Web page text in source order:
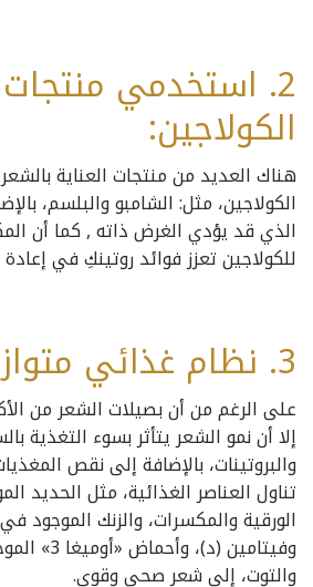
2. استخدمي
الكولاجين:
هناك العديد من منتجات العناية
الكولاجين، مثل: الشامبو والبلسم،
الذي قد يؤدي الغرض ذاته , كما أن
للكولاجين تعزز فوائد روتينكِ في
3. نظام غذائي متوازن:
على الرغم من أن بصيلات الشعر من
إلا أن نمو الشعر يتأثر بسوء التغذية
والبروتينات، بالإضافة إلى نقص
تناول العناصر الغذائية، مثل الحديد
الورقية والمكسرات، والزنك الموجود
وفيتامين
والتوت، إلى شعر صحي وقوي.